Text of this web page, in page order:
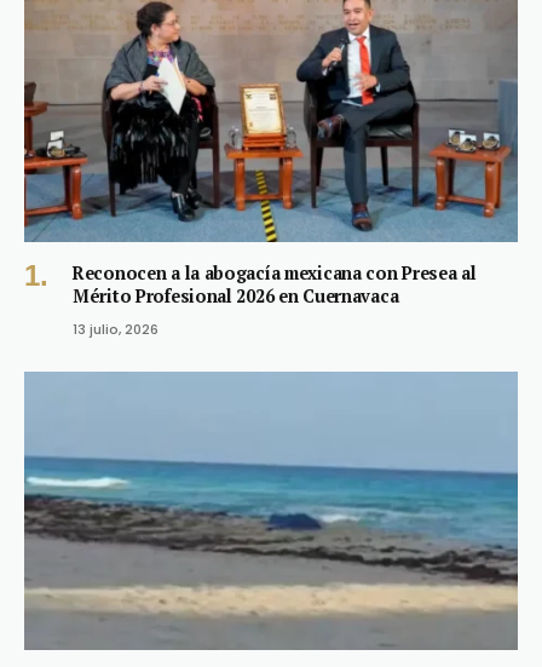
Reconocen a la abogacía mexicana con Presea al
Mérito Profesional 2026 en Cuernavaca
13 julio, 2026